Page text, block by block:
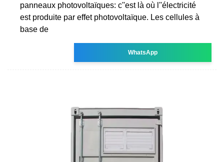
panneaux photovoltaïques: c''est là où l''électricité
est produite par effet photovoltaïque. Les cellules à
base de
WhatsApp